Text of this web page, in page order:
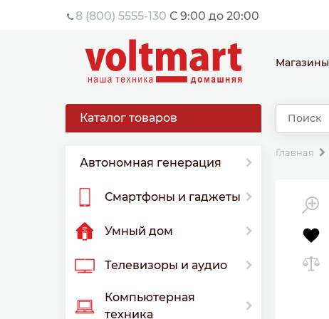
8 (800) 5555-130 С 9:00 до 20:00
Магазины
Каталог товаров
Автономная генерация
Смартфоны и гаджеты
Умный дом
Телевизоры и аудио
Компьютерная
техника
Главная